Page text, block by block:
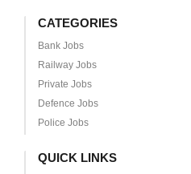
CATEGORIES
Bank Jobs
Railway Jobs
Private Jobs
Defence Jobs
Police Jobs
QUICK LINKS